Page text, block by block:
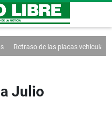
Retraso de las placas vehiculares
Julio